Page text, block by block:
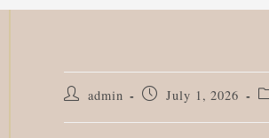
Post admin
Post July 1, 2026